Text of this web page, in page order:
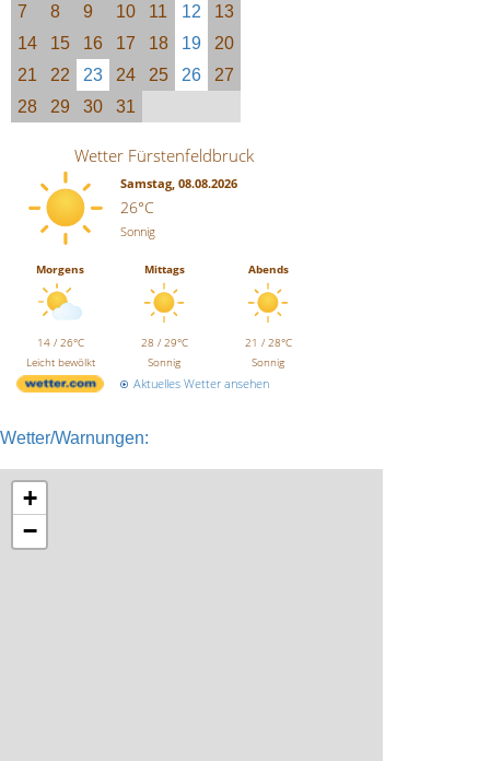
7
8 9 10 11 12
13
14
15 16 17 18 19
20
21
22 23 24 25 26
27
28
29 30 31
Wetter Fürstenfeldbruck
Samstag, 08.08.2026
26°C
Sonnig
Morgens
14 / 26°C
Leicht bewölkt
Mittags
28 / 29°C
Sonnig
Abends
21 / 28°C
Sonnig
Aktuelles Wetter ansehen
Wetter/Warnungen:
+
−